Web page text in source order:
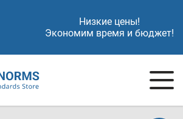
Низкие цены!
Экономим время и бюджет!